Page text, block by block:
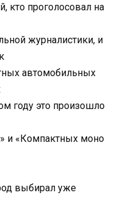
кто проголосовал на
журналистики, и
автомобильных
году это произошло
и «Компактных моно
выбирал уже